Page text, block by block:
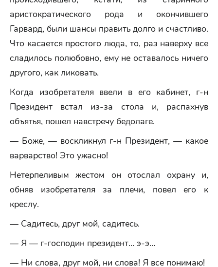
аристократического рода и окончившего
Гарвард, были шансы править долго и счастливо.
Что касается простого люда, то, раз наверху все
сладилось полюбовно, ему не оставалось ничего
другого, как ликовать.
Когда изобретателя ввели в его кабинет, г-н
Президент встал из-за стола и, распахнув
объятья, пошел навстречу бедолаге.
— Боже, — воскликнул г-н Президент, — какое
варварство! Это ужасно!
Нетерпеливым жестом он отослал охрану и,
обняв изобретателя за плечи, повел его к
креслу.
— Садитесь, друг мой, садитесь.
— Я — г-господин президент… э-э…
— Ни слова, друг мой, ни слова! Я все понимаю!